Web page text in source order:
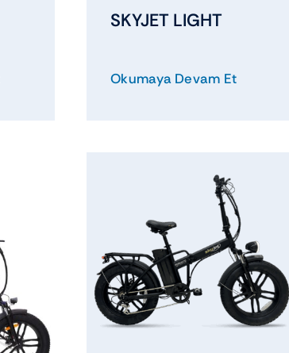
SKYJET LIGHT
Okumaya Devam Et